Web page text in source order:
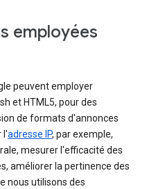
employées
peuvent employer
et HTML5, pour des
de formats d'annonces
l'adresse IP, par exemple,
mesurer l'efficacité des
améliorer la pertinence des
nous utilisons des